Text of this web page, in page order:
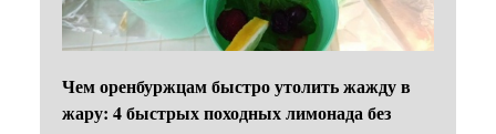
Чем оренбуржцам быстро утолить жажду в
жару: 4 быстрых походных лимонада без